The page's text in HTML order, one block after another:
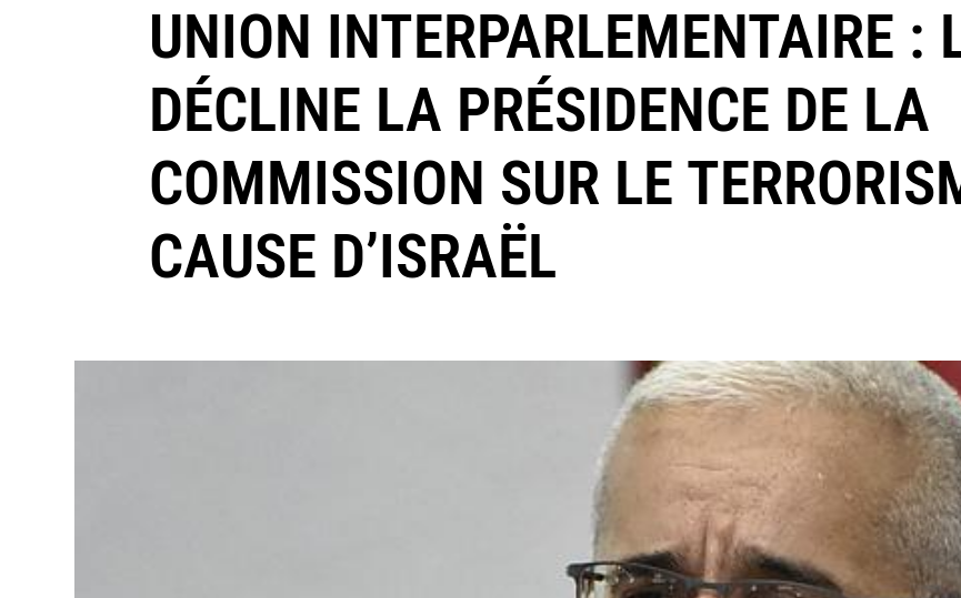
UNION INTERPARLEMENTAIRE :
DÉCLINE LA PRÉSIDENCE DE LA
COMMISSION SUR LE
CAUSE D’ISRAËL